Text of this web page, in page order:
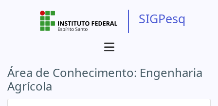
SIGPesq
Área de Conhecimento: Engenharia
Agrícola